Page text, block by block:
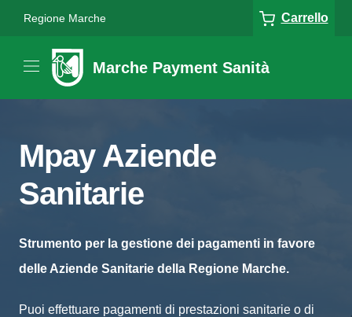
Regione Marche Carrello
Marche Payment Sanità
Mpay Aziende
Sanitarie
Strumento per la gestione dei pagamenti in favore
delle Aziende Sanitarie della Regione Marche.
Puoi effettuare pagamenti di prestazioni sanitarie o di